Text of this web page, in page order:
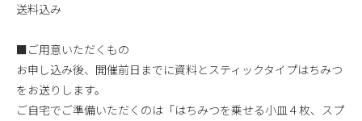
送料込み
■ご用意いただくもの
お申し込み後、開催前日までに資料とスティックタイプはちみつ
をお送りします。
ご自宅でご準備いただくのは「はちみつを乗せる小皿４枚、スプ